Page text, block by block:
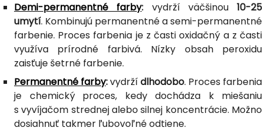
Demi-permanentné farby: vydrží väčšinou 10-25
umytí. Kombinujú permanentné a semi-permanentné
farbenie. Proces farbenia je z časti oxidačný a z časti
využíva prírodné farbivá. Nízky obsah peroxidu
zaisťuje šetrné farbenie.
Permanentné farby:vydržídlhodobo. Proces farbenia
je chemický proces, kedy dochádza k miešaniu
s vyvíjačom strednej alebo silnej koncentrácie. Možno
dosiahnuť takmer ľubovoľné odtiene.